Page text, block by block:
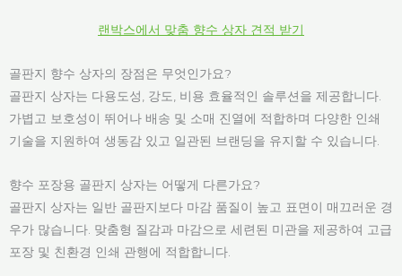
랜박스에서 맞춤 향수 상자 견적 받기
골판지 향수 상자의 장점은 무엇인가요?
골판지 상자는 다용도성, 강도, 비용 효율적인 솔루션을 제공합니다.
가볍고 보호성이 뛰어나 배송 및 소매 진열에 적합하며 다양한 인쇄
기술을 지원하여 생동감 있고 일관된 브랜딩을 유지할 수 있습니다.
향수 포장용 골판지 상자는 어떻게 다른가요?
골판지 상자는 일반 골판지보다 마감 품질이 높고 표면이 매끄러운 경
우가 많습니다. 맞춤형 질감과 마감으로 세련된 미관을 제공하여 고급
포장 및 친환경 인쇄 관행에 적합합니다.